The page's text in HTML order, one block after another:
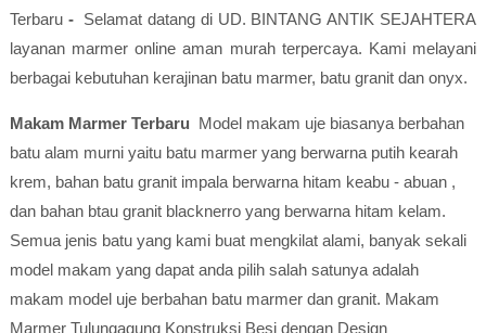
Terbaru- Selamat datang di UD. BINTANG ANTIK SEJAHTERA
layanan marmer online aman murah terpercaya. Kami melayani
berbagai kebutuhan kerajinan batu marmer, batu granit dan onyx.
Makam Marmer Terbaru Model makam uje biasanya berbahan
batu alam murni yaitu batu marmer yang berwarna putih kearah
krem, bahan batu granit impala berwarna hitam keabu - abuan ,
dan bahan btau granit blacknerro yang berwarna hitam kelam.
Semua jenis batu yang kami buat mengkilat alami, banyak sekali
model makam yang dapat anda pilih salah satunya adalah
makam model uje berbahan batu marmer dan granit. Makam
Marmer Tulungagung Konstruksi Besi dengan Design